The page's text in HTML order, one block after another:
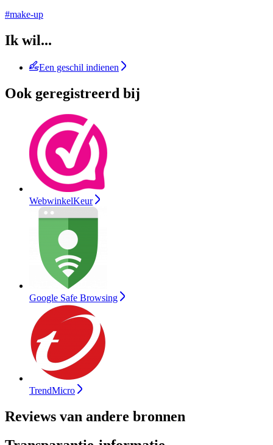
#make-up
Ik wil...
Een geschil indienen
Ook geregistreerd bij
WebwinkelKeur
Google Safe Browsing
TrendMicro
Reviews van andere bronnen